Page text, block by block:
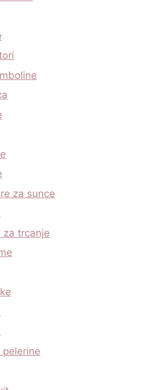
za sunce
za trcanje
pelerine